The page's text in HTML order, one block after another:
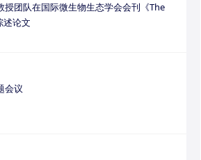
授团队在国际微生物生态学会会刊《The
述论文
会议